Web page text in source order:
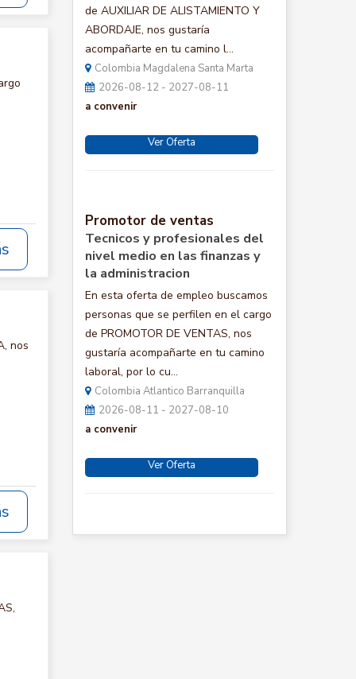
nos
de AUXILIAR DE ALISTAMIENTO Y
ABORDAJE, nos gustaría
acompañarte en tu camino l...
Colombia Magdalena Santa Marta
2026-08-12 - 2027-08-11
a convenir
Ver Oferta
Promotor de ventas
Tecnicos y profesionales del
nivel medio en las finanzas y
la administracion
En esta oferta de empleo buscamos
personas que se perfilen en el cargo
de PROMOTOR DE VENTAS, nos
gustaría acompañarte en tu camino
laboral, por lo cu...
Colombia Atlantico Barranquilla
2026-08-11 - 2027-08-10
a convenir
Ver Oferta